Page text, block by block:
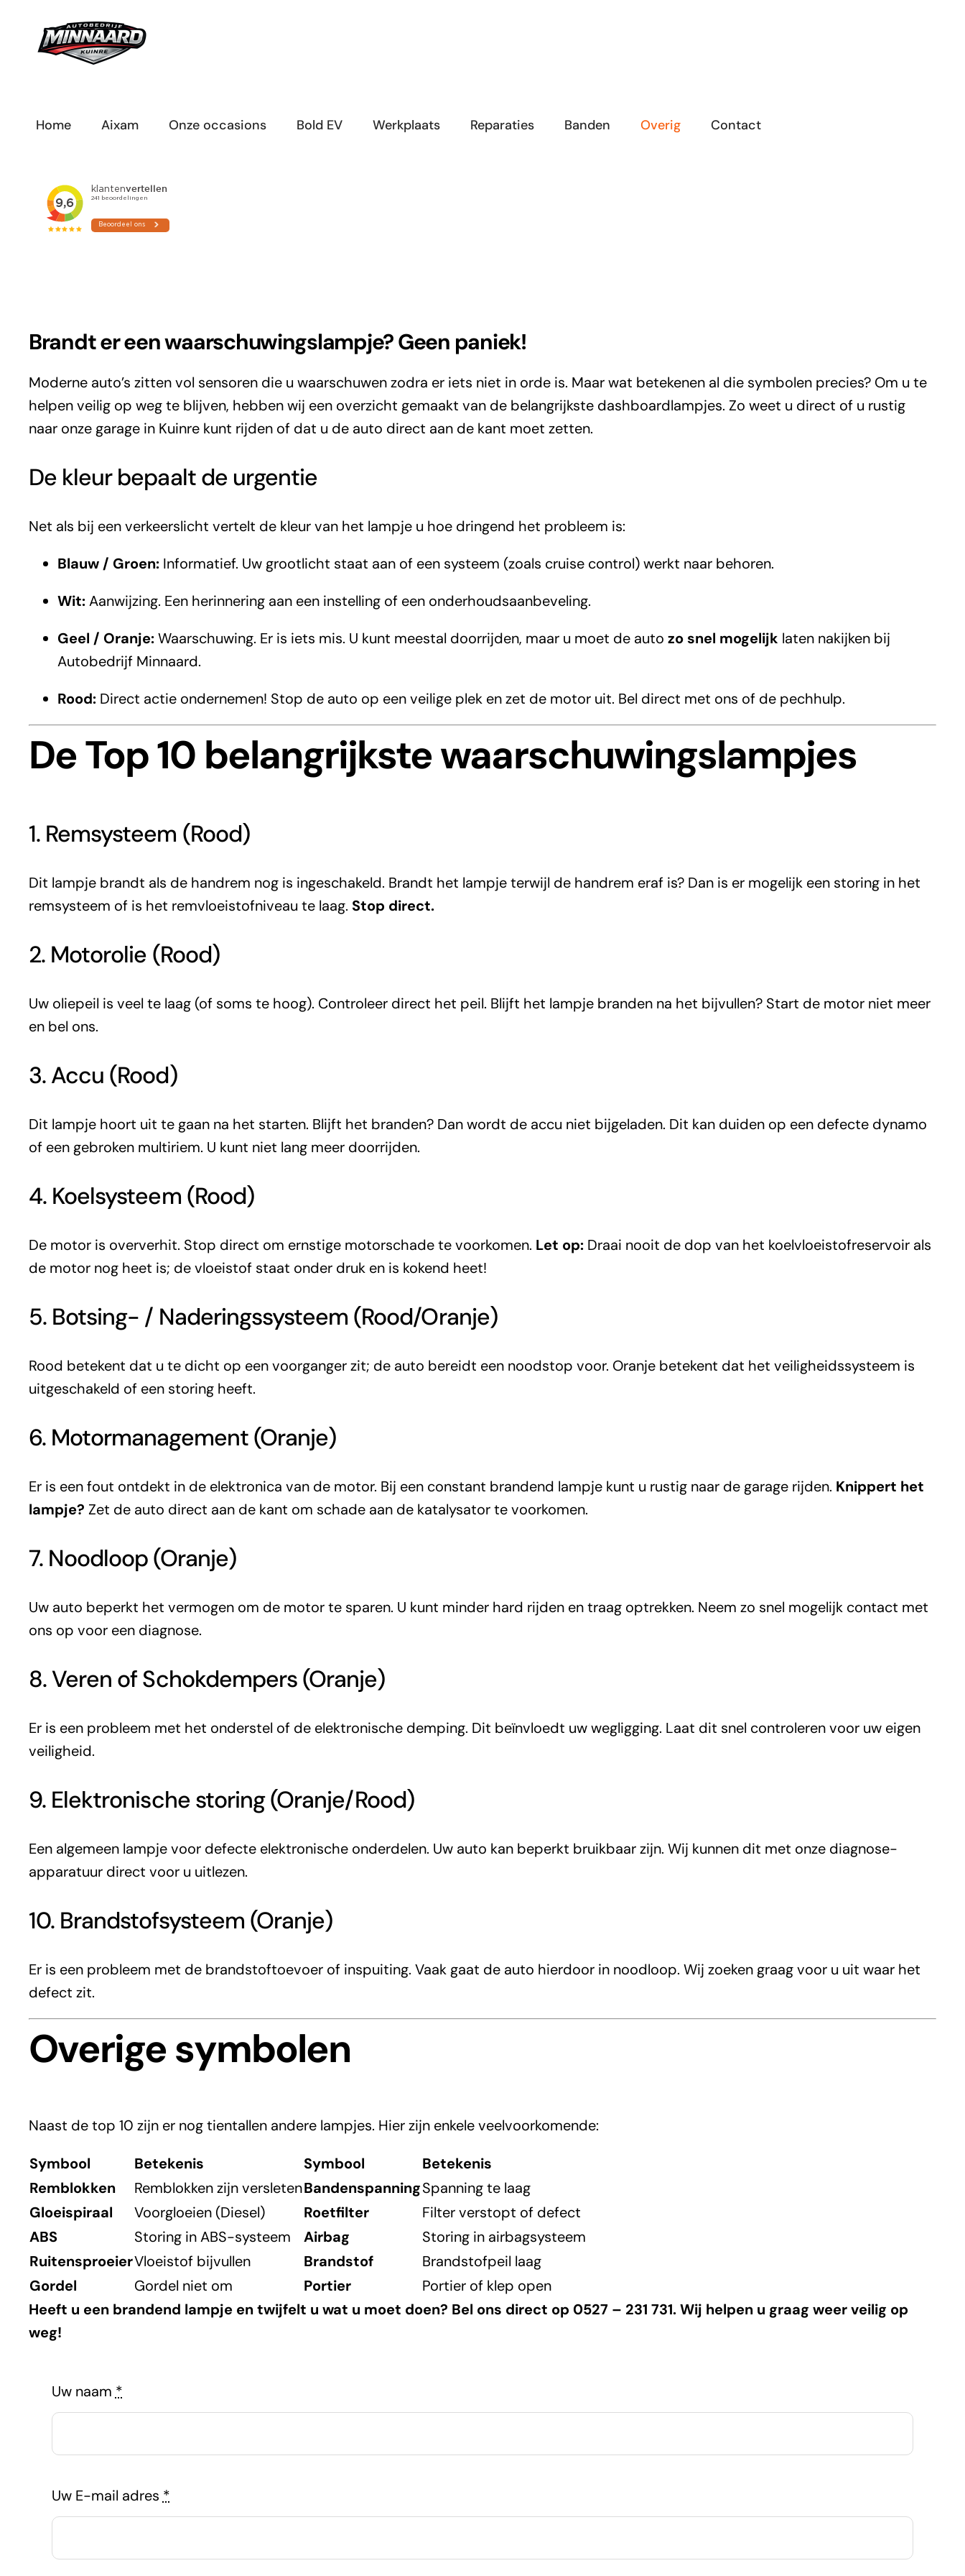
inhoud
Home Aixam Onze occasions Bold EV Werkplaats Reparaties Banden Overig Contact
Brandt er een waarschuwingslampje? Geen paniek!
Moderne auto’s zitten vol sensoren die u waarschuwen zodra er iets niet in orde is. Maar wat betekenen al die symbolen precies? Om u te
helpen veilig op weg te blijven, hebben wij een overzicht gemaakt van de belangrijkste dashboardlampjes. Zo weet u direct of u rustig
naar onze garage in Kuinre kunt rijden of dat u de auto direct aan de kant moet zetten.
De kleur bepaalt de urgentie
Net als bij een verkeerslicht vertelt de kleur van het lampje u hoe dringend het probleem is:
Blauw / Groen: Informatief. Uw grootlicht staat aan of een systeem (zoals cruise control) werkt naar behoren.
Wit:Aanwijzing. Een herinnering aan een instelling of een onderhoudsaanbeveling.
Geel / Oranje:Waarschuwing. Er is iets mis. U kunt meestal doorrijden, maar u moet de auto zo snel mogelijk laten nakijken bij
Autobedrijf Minnaard.
Rood: Direct actie ondernemen! Stop de auto op een veilige plek en zet de motor uit. Bel direct met ons of de pechhulp.
De Top 10 belangrijkste waarschuwingslampjes
1. Remsysteem (Rood)
Dit lampje brandt als de handrem nog is ingeschakeld. Brandt het lampje terwijl de handrem eraf is? Dan is er mogelijk een storing in het
remsysteem of is het remvloeistofniveau te laag. Stop direct.
2. Motorolie (Rood)
Uw oliepeil is veel te laag (of soms te hoog). Controleer direct het peil. Blijft het lampje branden na het bijvullen? Start de motor niet meer
en bel ons.
3. Accu (Rood)
Dit lampje hoort uit te gaan na het starten. Blijft het branden? Dan wordt de accu niet bijgeladen. Dit kan duiden op een defecte dynamo
of een gebroken multiriem. U kunt niet lang meer doorrijden.
4. Koelsysteem (Rood)
De motor is oververhit. Stop direct om ernstige motorschade te voorkomen. Let op: Draai nooit de dop van het koelvloeistofreservoir als
de motor nog heet is; de vloeistof staat onder druk en is kokend heet!
5. Botsing- / Naderingssysteem (Rood/Oranje)
Rood betekent dat u te dicht op een voorganger zit; de auto bereidt een noodstop voor. Oranje betekent dat het veiligheidssysteem is
uitgeschakeld of een storing heeft.
6. Motormanagement (Oranje)
Er is een fout ontdekt in de elektronica van de motor. Bij een constant brandend lampje kunt u rustig naar de garage rijden. Knippert het
lampje? Zet de auto direct aan de kant om schade aan de katalysator te voorkomen.
7. Noodloop (Oranje)
Uw auto beperkt het vermogen om de motor te sparen. U kunt minder hard rijden en traag optrekken. Neem zo snel mogelijk contact met
ons op voor een diagnose.
8. Veren of Schokdempers (Oranje)
Er is een probleem met het onderstel of de elektronische demping. Dit beïnvloedt uw wegligging. Laat dit snel controleren voor uw eigen
veiligheid.
9. Elektronische storing (Oranje/Rood)
Een algemeen lampje voor defecte elektronische onderdelen. Uw auto kan beperkt bruikbaar zijn. Wij kunnen dit met onze diagnose-
apparatuur direct voor u uitlezen.
10. Brandstofsysteem (Oranje)
Er is een probleem met de brandstoftoevoer of inspuiting. Vaak gaat de auto hierdoor in noodloop. Wij zoeken graag voor u uit waar het
defect zit.
Overige symbolen
Naast de top 10 zijn er nog tientallen andere lampjes. Hier zijn enkele veelvoorkomende:
Symbool Betekenis Symbool
Betekenis
Remblokken
Remblokken zijn versletenBandenspanningSpanning te laag
Gloeispiraal
Voorgloeien (Diesel) Roetfilter
Filter verstopt of defect
ABS
Storing in ABS-systeem Airbag
Storing in airbagsysteem
RuitensproeierVloeistof bijvullen Brandstof
Brandstofpeil laag
Gordel
Gordel niet om Portier
Portier of klep open
Heeft u een brandend lampje en twijfelt u wat u moet doen? Bel ons direct op 0527 – 231 731. Wij helpen u graag weer veilig op
weg!
Uw naam *
Uw E-mail adres *